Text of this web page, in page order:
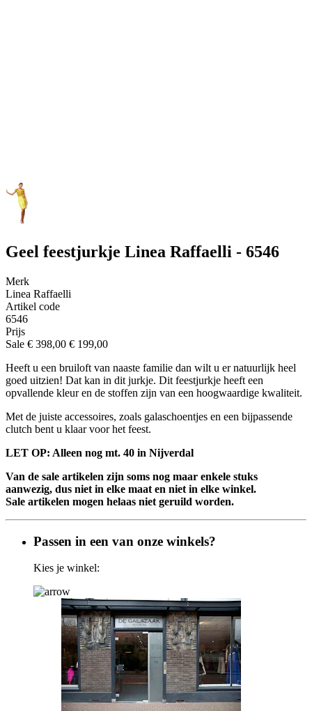
Geel feestjurkje Linea Raffaelli - 6546
Merk
Linea Raffaelli
Artikel code
6546
Prijs
Sale € 398,00 € 199,00
Heeft u een bruiloft van naaste familie dan wilt u er natuurlijk heel
goed uitzien! Dat kan in dit jurkje. Dit feestjurkje heeft een
opvallende kleur en de stoffen zijn van een hoogwaardige kwaliteit.
Met de juiste accessoires, zoals galaschoentjes en een bijpassende
clutch bent u klaar voor het feest.
LET OP: Alleen nog mt. 40 in Nijverdal
Van de sale artikelen zijn soms nog maar enkele stuks
aanwezig, dus niet in elke maat en niet in elke winkel.
Sale artikelen mogen helaas niet geruild worden.
Passen in een van onze winkels?
Kies je winkel: